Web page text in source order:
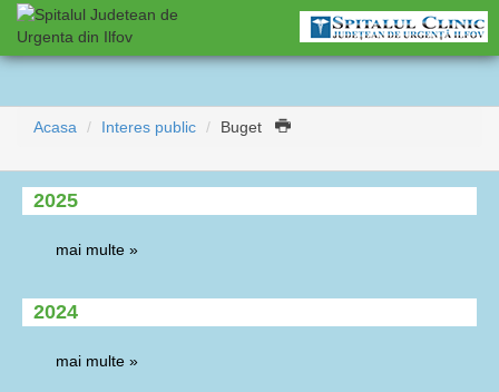
Acasa Interes public Buget
2025
mai multe »
2024
mai multe »